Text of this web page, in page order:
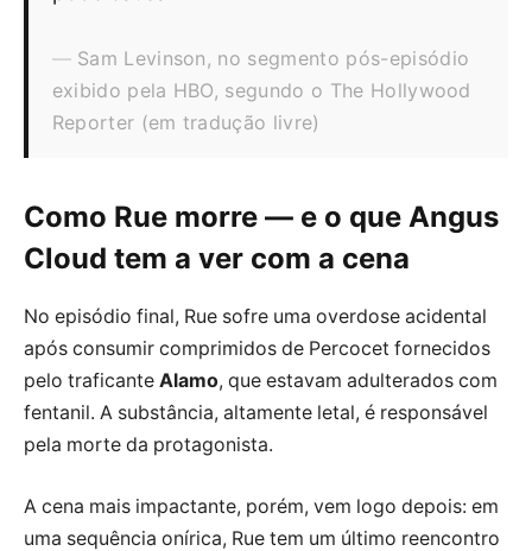
Sam Levinson, no segmento pós-episódio
exibido pela HBO, segundo o The Hollywood
Reporter (em tradução livre)
Como Rue morre — e o que Angus
Cloud tem a ver com a cena
No episódio final, Rue sofre uma overdose acidental
após consumir comprimidos de Percocet fornecidos
pelo traficante Alamo, que estavam adulterados com
fentanil. A substância, altamente letal, é responsável
pela morte da protagonista.
A cena mais impactante, porém, vem logo depois: em
uma sequência onírica, Rue tem um último reencontro